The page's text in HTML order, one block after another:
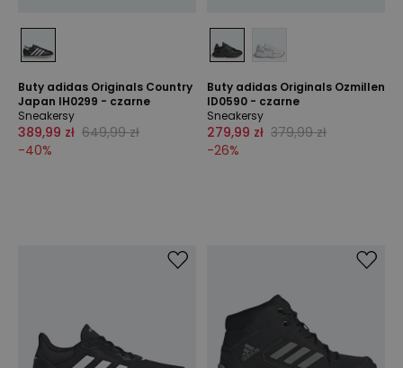
Buty adidas Originals Country
Japan IH0299 - czarne
Sneakersy
389,99 zł 649,99 zł
-40%
Buty adidas Originals Ozmillen
ID0590 - czarne
Sneakersy
279,99 zł 379,99 zł
-26%